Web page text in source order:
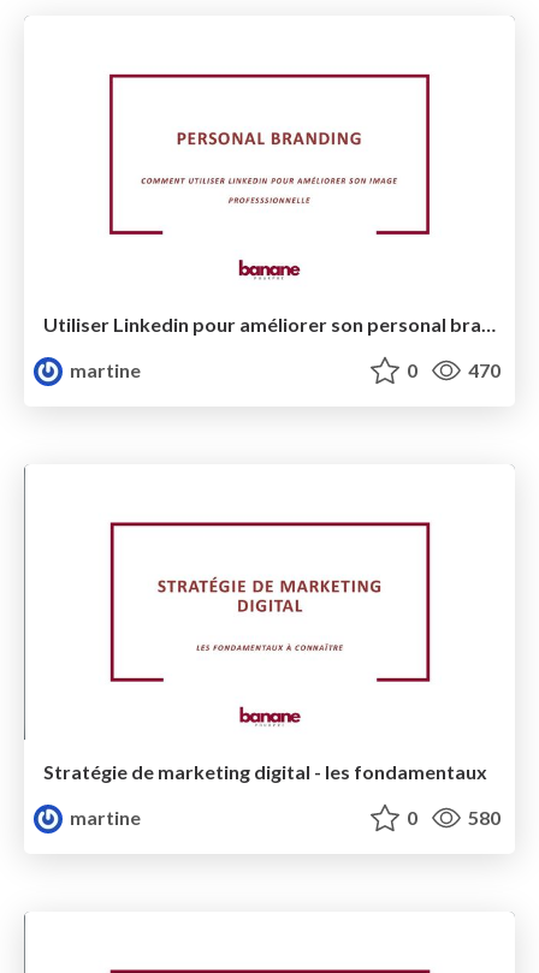
martine
0 470
Stratégie de marketing digital - les fondamentaux
martine
0 580